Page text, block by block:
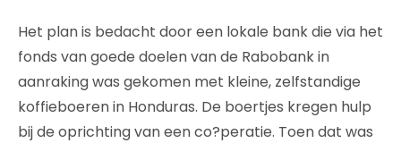
Het plan is bedacht door een lokale bank die via het
fonds van goede doelen van de Rabobank in
aanraking was gekomen met kleine, zelfstandige
koffieboeren in Honduras. De boertjes kregen hulp
bij de oprichting van een co?peratie. Toen dat was